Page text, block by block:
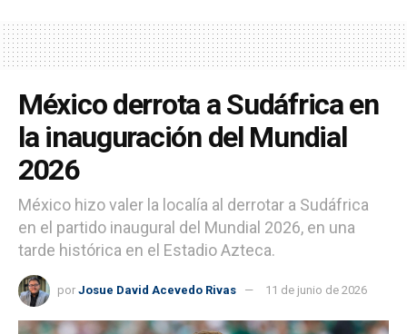
México derrota a Sudáfrica en
la inauguración del Mundial
2026
México hizo valer la localía al derrotar a Sudáfrica
en el partido inaugural del Mundial 2026, en una
tarde histórica en el Estadio Azteca.
por Josue David Acevedo Rivas 11 de junio de 2026